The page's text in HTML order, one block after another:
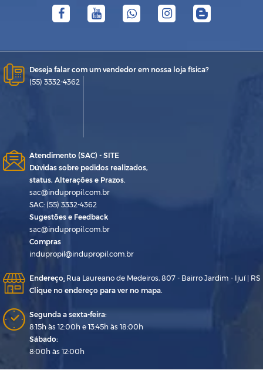
Deseja falar com um vendedor em nossa loja física?
(55) 3332-4362
Atendimento (SAC) - SITE
Dúvidas sobre pedidos realizados,
status, Alterações e Prazos.
sac@indupropil.com.br
SAC: (55) 3332-4362
Sugestões e Feedback
sac@indupropil.com.br
Compras
indupropil@indupropil.com.br
Endereço: Rua Laureano de Medeiros, 807 - Bairro Jardim - Ijuí | RS
Clique no endereço para ver no mapa.
Segunda a sexta-feira:
8:15h às 12:00h e 13:45h às 18:00h
Sábado:
8:00h às 12:00h